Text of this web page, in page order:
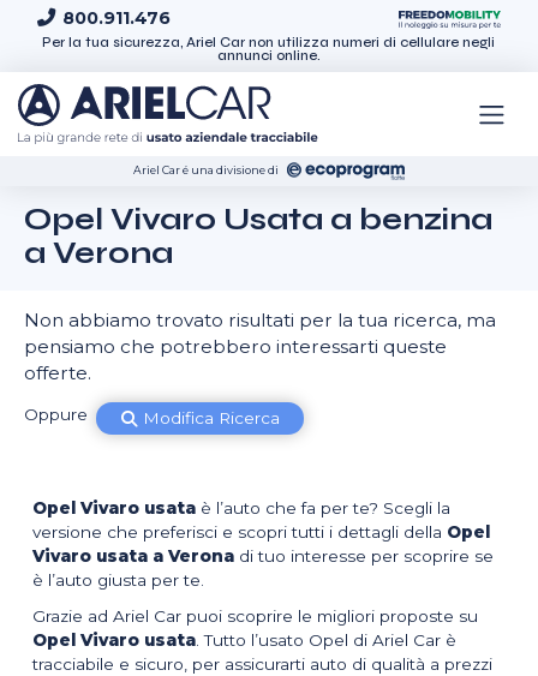
Skip to content
800.911.476
Per la tua sicurezza, Ariel Car non utilizza numeri di cellulare negli
annunci online.
Ariel Car é una divisione di
Opel Vivaro Usata a benzina
a Verona
Non abbiamo trovato risultati per la tua ricerca, ma
pensiamo che potrebbero interessarti queste
offerte.
Oppure Modifica Ricerca
Opel Vivaro usata è l’auto che fa per te? Scegli la
versione che preferisci e scopri tutti i dettagli della Opel
Vivaro usata a Verona di tuo interesse per scoprire se
è l’auto giusta per te.
Grazie ad Ariel Car puoi scoprire le migliori proposte su
Opel Vivaro usata . Tutto l’usato Opel di Ariel Car è
tracciabile e sicuro, per assicurarti auto di qualità a prezzi